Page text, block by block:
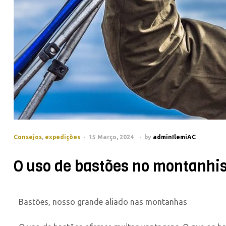
Consejos, expedições 15 Março, 2024 by adminIlemiAC
O uso de bastões no
Bastões, nosso grande aliado nas montanhas